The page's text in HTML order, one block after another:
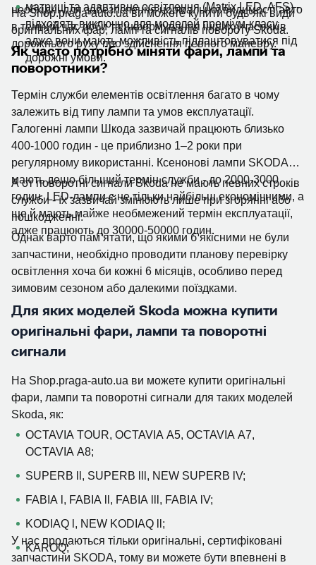
матриці та адаптивне освітлення (Matrix LED, AFS) -
підходять виключно для моделей преміум-класу,
адже вони мають можливість підлаштовуватися під
дорожні умови.
необхідні для забезпечення нормальної видимості авто
в темний час доби та інформування інших учасників
дорожнього руху про здійснення певного маневру.
На Shop.praga-auto.ua ви можете купити будь-які види
оригінальних фар, ламп та сигналів повороту Skoda.
Як часто потрібно міняти фари, лампи та
поворотники?
Термін служби елементів освітлення багато в чому
залежить від типу лампи та умов експлуатації.
Галогенні лампи Шкода зазвичай працюють близько
400-1000 годин - це приблизно 1–2 роки при
регулярному використанні. Ксенонові лампи SKODA
мають дещо більший термін служби - до 2000-3000
годин. LED-лампи є не тільки найбільш економічними, а
ще й мають майже необмежений термін експлуатації,
адже працюють до 30000-50000 годин.
А от поворотні сигнали Skoda не мають певних строків
служби - їх зазвичай змінюють лише при згорянні або
пошкодженні.
Однак варто пам’ятати, що якими б якісними не були
запчастини, необхідно проводити планову перевірку
освітлення хоча би кожні 6 місяців, особливо перед
зимовим сезоном або далекими поїздками.
Для яких моделей Skoda можна купити
оригінальні фари, лампи та поворотні
сигнали
На Shop.praga-auto.ua ви можете купити оригінальні
фари, лампи та поворотні сигнали для таких моделей
Skoda, як:
OCTAVIA TOUR, OCTAVIA A5, OCTAVIA A7,
OCTAVIA A8;
SUPERB ll, SUPERB lll, NEW SUPERB lV;
FABIA l, FABIA ll, FABIA lll, FABIA lV;
KODIAQ l, NEW KODIAQ ll;
KAROQ;
У нас продаються тільки оригінальні, сертифіковані
запчастини SKODA, тому ви можете бути впевнені в